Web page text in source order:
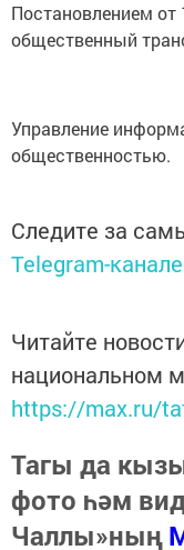
Постановлением
общественный
Управление
общественностью.
Следите за
Telegram-канале
Читайте
национальном
https://max.ru/
Тагы да
фото һәм
Чаллы»ның